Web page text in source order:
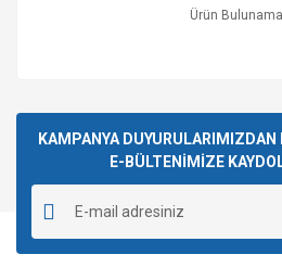
Ürün
KAMPANYA DUYURULARIMIZDAN
E-BÜLTENİMİZE